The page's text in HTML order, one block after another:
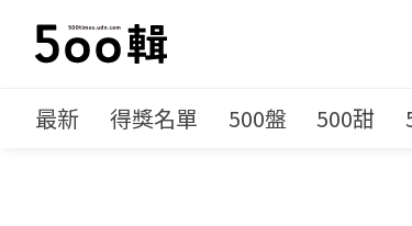
最新 得獎名單 500盤 500甜